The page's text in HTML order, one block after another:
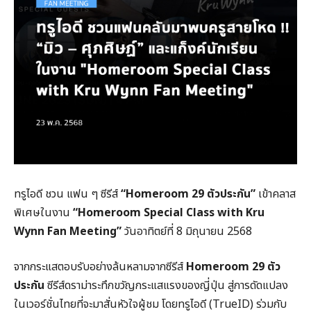
ทรูไอดี ชวน แฟน ๆ ซีรีส์“Homeroom 29 ตัวประกัน” เข้าคลาส
พิเศษในงาน “Homeroom Special Class with Kru
Wynn Fan Meeting”วันอาทิตย์ที่ 8 มิถุนายน 2568
จากกระแสตอบรับอย่างล้นหลามจากซีรีส์ Homeroom 29 ตัว
ประกัน ซีรีส์ดราม่าระทึกขวัญกระแสแรงของญี่ปุ่น สู่การดัดแปลง
ในเวอร์ชั่นไทยที่จะมาสั่นหัวใจผู้ชม โดยทรูไอดี (TrueID) ร่วมกับ